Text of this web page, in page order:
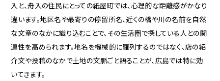
入と、舟入の住民にとっての紙屋町では、心理的な距離感がかなり
違います。地区名や最寄りの停留所名、近くの橋や川の名前を自然
な文章のなかに織り込むことで、その生活圏で探している人との関
連性を高められます。地名を機械的に羅列するのではなく、店の紹
介文や投稿のなかで土地の文脈ごと語ることが、広島では特に効
いてきます。